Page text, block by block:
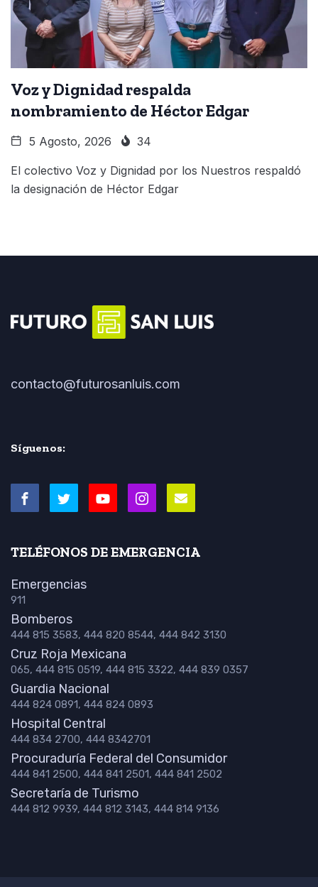
Voz y Dignidad respalda
nombramiento de Héctor Edgar
5 Agosto, 2026 34
El colectivo Voz y Dignidad por los Nuestros respaldó
la designación de Héctor Edgar
contacto@futurosanluis.com
Síguenos:
TELÉFONOS DE EMERGENCIA
Emergencias
911
Bomberos
444 815 3583, 444 820 8544, 444 842 3130
Cruz Roja Mexicana
065, 444 815 0519, 444 815 3322, 444 839 0357
Guardia Nacional
444 824 0891, 444 824 0893
Hospital Central
444 834 2700, 444 8342701
Procuraduría Federal del Consumidor
444 841 2500, 444 841 2501, 444 841 2502
Secretaría de Turismo
444 812 9939, 444 812 3143, 444 814 9136